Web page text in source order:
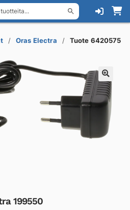
Oras Electra Tuote 6420575
199550